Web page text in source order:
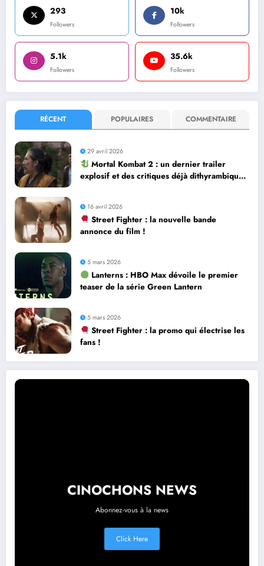
293
Followers
10k
Followers
5.1k
Followers
35.6k
Followers
RÉCENT POPULAIRES COMMENTAIRE
29 avril 2026
Mortal Kombat 2 : un dernier trailer
explosif et des critiques déjà dithyrambiques
16 avril 2026
Street Fighter : la nouvelle bande
annonce du film !
5 mars 2026
Lanterns : HBO Max dévoile le premier
teaser de la série Green Lantern
5 mars 2026
Street Fighter : la promo qui électrise les
fans !
CINOCHONS NEWS
Abonnez-vous à la news
Click Here